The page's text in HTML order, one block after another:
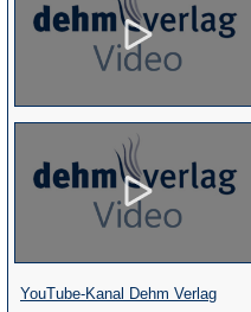
YouTube-Kanal Dehm Verlag(Öffnet